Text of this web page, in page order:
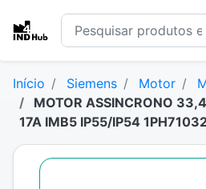
Início Siemens Motor
MOTOR ASSINCRONO
17A IMB5 IP55/IP54